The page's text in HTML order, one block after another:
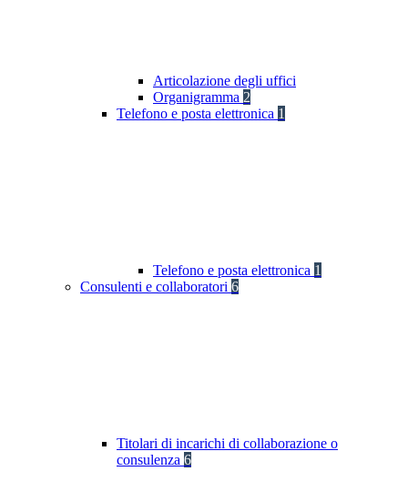
Articolazione degli uffici
Organigramma 2
Telefono e posta elettronica 1
Telefono e posta elettronica 1
Consulenti e collaboratori 6
Titolari di incarichi di collaborazione o
consulenza 6